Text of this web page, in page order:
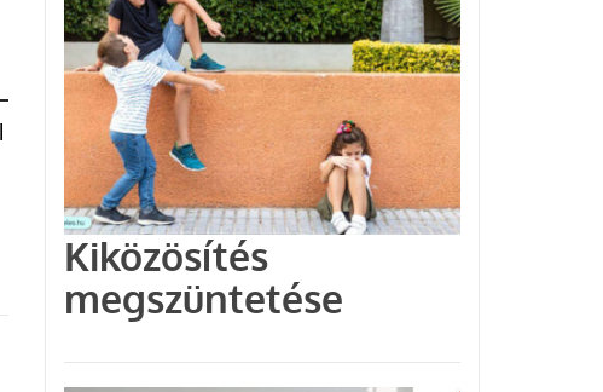
Kiközösítés
megszüntetése